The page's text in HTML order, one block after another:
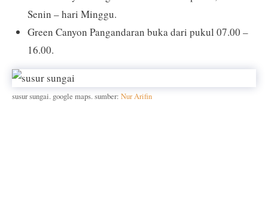
Senin – hari Minggu.
Green Canyon Pangandaran buka dari pukul 07.00 –
16.00.
susur sungai. google maps. sumber: Nur Arifin